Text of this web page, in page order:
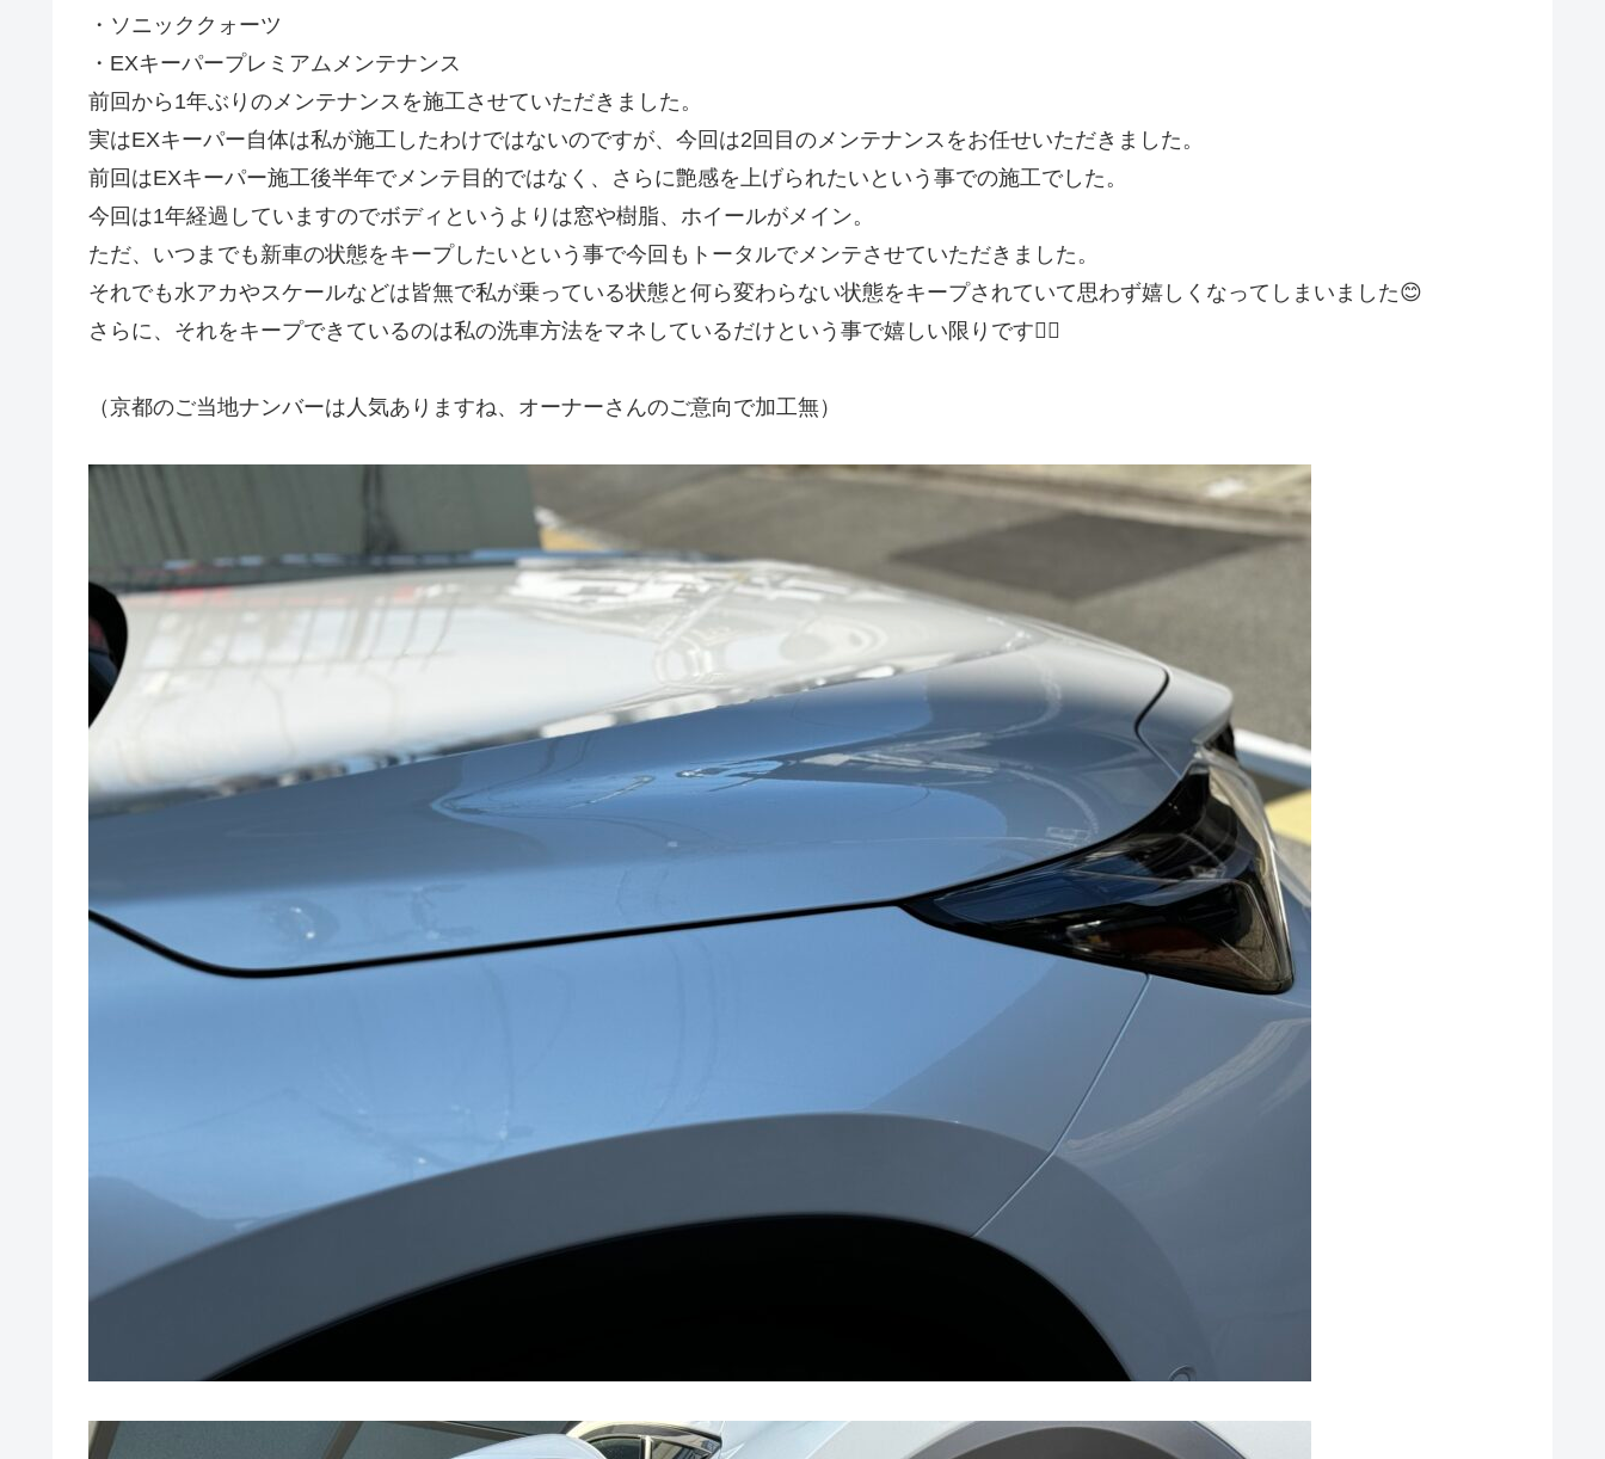
・ソニッククォーツ
・EXキーパープレミアムメンテナンス
前回から1年ぶりのメンテナンスを施工させていただきました。
実はEXキーパー自体は私が施工したわけではないのですが、今回は2回目のメンテナンスをお任せいただきました。
前回はEXキーパー施工後半年でメンテ目的ではなく、さらに艶感を上げられたいという事での施工でした。
今回は1年経過していますのでボディというよりは窓や樹脂、ホイールがメイン。
ただ、いつまでも新車の状態をキープしたいという事で今回もトータルでメンテさせていただきました。
それでも水アカやスケールなどは皆無で私が乗っている状態と何ら変わらない状態をキープされていて思わず嬉しくなってしまいました😊
さらに、それをキープできているのは私の洗車方法をマネしているだけという事で嬉しい限りです🙇‍♂️
（京都のご当地ナンバーは人気ありますね、オーナーさんのご意向で加工無）